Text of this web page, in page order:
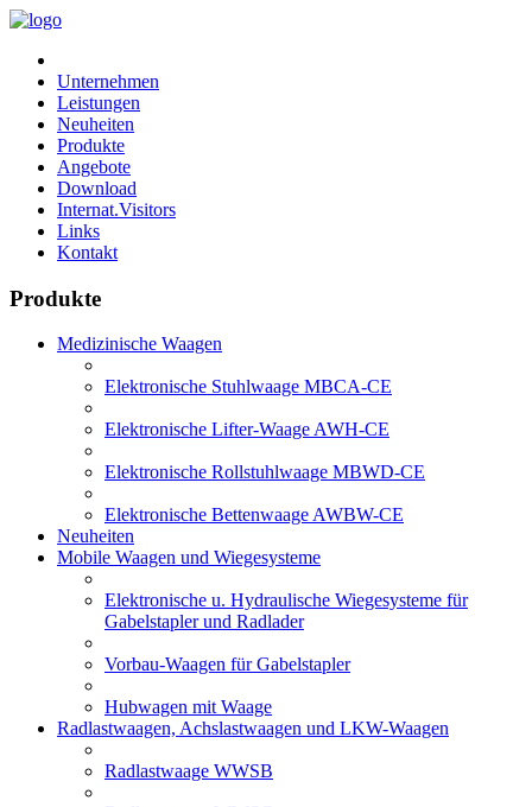
Unternehmen
Leistungen
Neuheiten
Produkte
Angebote
Download
Internat.Visitors
Links
Kontakt
Produkte
Medizinische Waagen
Elektronische Stuhlwaage MBCA-CE
Elektronische Lifter-Waage AWH-CE
Elektronische Rollstuhlwaage MBWD-CE
Elektronische Bettenwaage AWBW-CE
Neuheiten
Mobile Waagen und Wiegesysteme
Elektronische u. Hydraulische Wiegesysteme für
Gabelstapler und Radlader
Vorbau-Waagen für Gabelstapler
Hubwagen mit Waage
Radlastwaagen, Achslastwaagen und LKW-Waagen
Radlastwaage WWSB